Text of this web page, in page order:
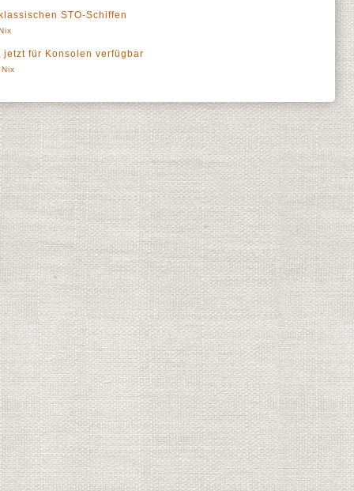
STO-Schiffen
für Konsolen verfügbar